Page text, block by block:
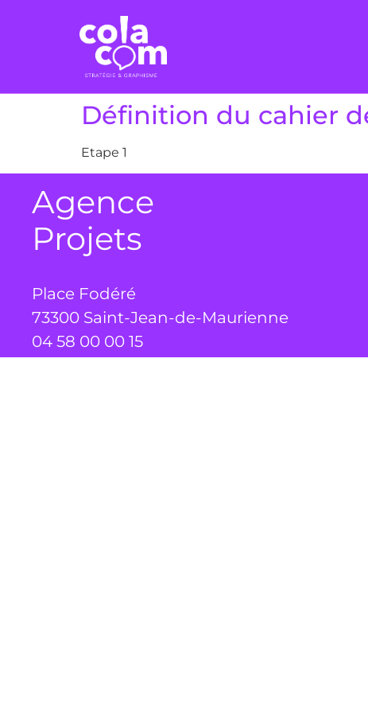
Définition du cahier
Etape 1
Agence
Projets
Place Fodéré
73300 Saint-Jean-de-Maurienne
04 58 00 00 15